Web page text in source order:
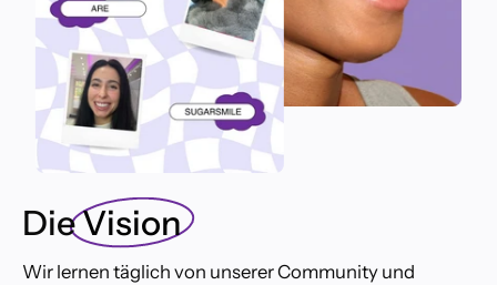
DieVision
Wir lernen täglich von unserer Community und